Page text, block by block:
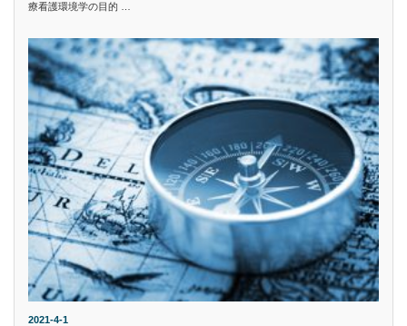
療看護環境学の目的 …
2021-4-1